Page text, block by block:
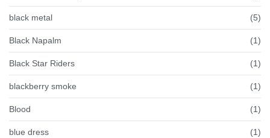
black metal (5)
Black Napalm (1)
Black Star Riders (1)
blackberry smoke (1)
Blood (1)
blue dress (1)